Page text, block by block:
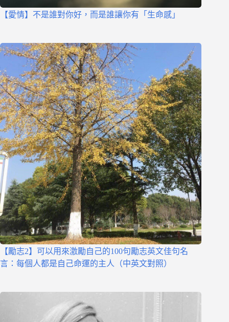
【愛情】不是誰對你好，而是誰讓你有「生命感」
【勵志2】可以用來激勵自己的100句勵志英文佳句名
言：每個人都是自己命運的主人（中英文對照）